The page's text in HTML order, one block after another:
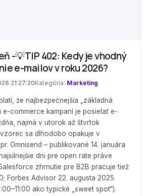
-💡TIP 402: Kedy je vhodný
e-mailov v roku 2026?
21:27:20 Kategória: Marketing
že najbezpečnejšia „základná
e-commerce kampaní je posielať e-
najmä v utorok až štvrtok
sa dlhodobo opakuje v
Omnisend – publikované 14. januára
dni pre open rate práve
zhrnutie pre B2B pracuje tiež
Forbes Advisor 22. augusta 2025
ako typické „sweet spot“).